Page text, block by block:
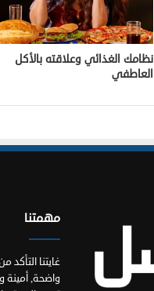
نظامك الغذائي وعلاقته بالأكل
العاطفي
مهمتنا
غايتنا
واضحة, أمينة